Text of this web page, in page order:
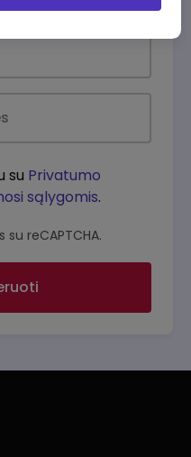
su Privatumo
sąlygomis.
reCAPTCHA.